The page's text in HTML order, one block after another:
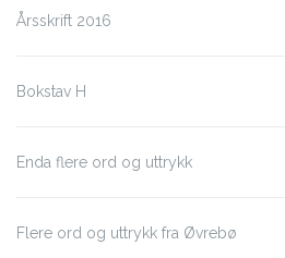
Årsskrift 2016
Bokstav H
Enda flere ord og uttrykk
Flere ord og uttrykk fra Øvrebø